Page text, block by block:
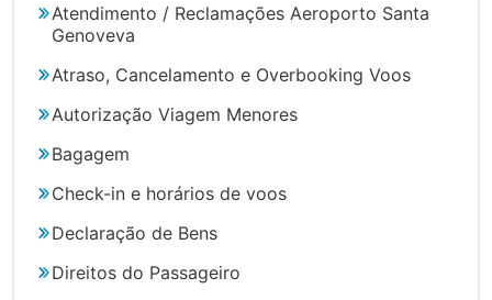
Atendimento / Reclamações Aeroporto Santa
Genoveva
Atraso, Cancelamento e Overbooking Voos
Autorização Viagem Menores
Bagagem
Check-in e horários de voos
Declaração de Bens
Direitos do Passageiro